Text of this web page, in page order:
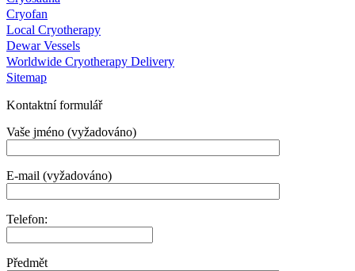
Cryofan
Local Cryotherapy
Dewar Vessels
Worldwide Cryotherapy Delivery
Sitemap
Kontaktní formulář
Vaše jméno (vyžadováno)
E-mail (vyžadováno)
Telefon:
Předmět